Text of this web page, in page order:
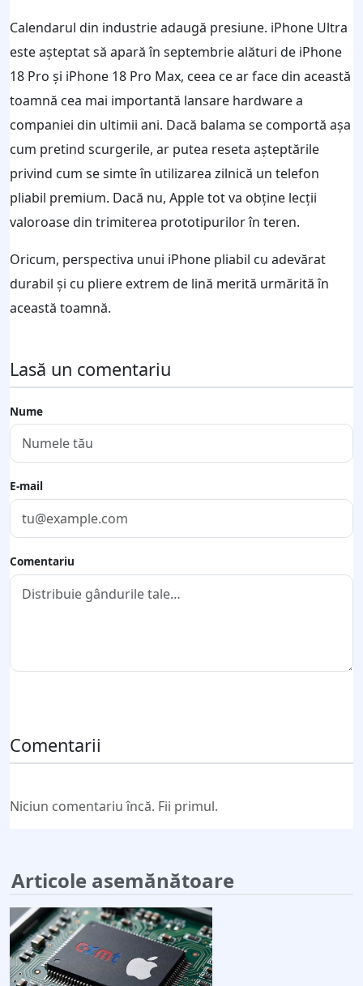
Calendarul din industrie adaugă presiune. iPhone Ultra
este așteptat să apară în septembrie alături de iPhone
18 Pro și iPhone 18 Pro Max, ceea ce ar face din această
toamnă cea mai importantă lansare hardware a
companiei din ultimii ani. Dacă balama se comportă așa
cum pretind scurgerile, ar putea reseta așteptările
privind cum se simte în utilizarea zilnică un telefon
pliabil premium. Dacă nu, Apple tot va obține lecții
valoroase din trimiterea prototipurilor în teren.
Oricum, perspectiva unui iPhone pliabil cu adevărat
durabil și cu pliere extrem de lină merită urmărită în
această toamnă.
Lasă un comentariu
Nume
E-mail
Comentariu
Comentarii
Niciun comentariu încă. Fii primul.
Articole asemănătoare